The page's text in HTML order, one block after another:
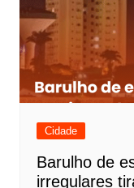
Cidade
Barulho de
irregulares